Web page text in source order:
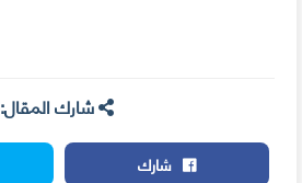
شارك المقال:
شارك